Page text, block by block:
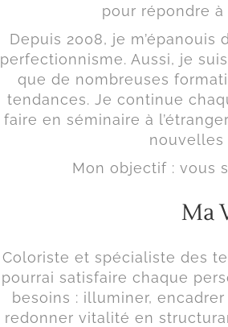
pour répondre
Depuis 2008, je
perfectionnisme. Aussi, je suis
que de nombreuses
tendances. Je continue
faire en séminaire à
nouvelles
Mon objectif : vous
Ma
Coloriste et spécialiste des
pourrai satisfaire chaque
besoins : illuminer,
redonner vitalité en